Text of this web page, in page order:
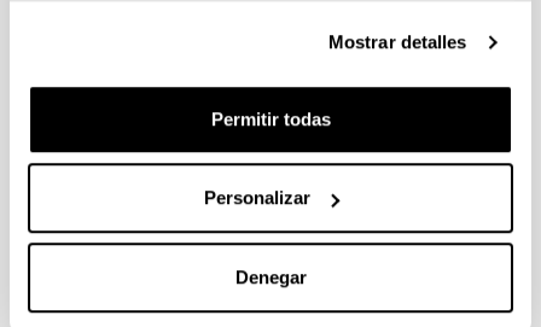
Mostrar detalles
Permitir todas
Personalizar
Denegar
Convocatoria de ayudas postdoctorales "Beatriz Galindo"
Sin trámite abierto (Fecha de fin del plazo de presentación:
El plazo de presentación de las “Expresiones de interés”
Páginas intermedias Use TAB para desplazarse.
Página